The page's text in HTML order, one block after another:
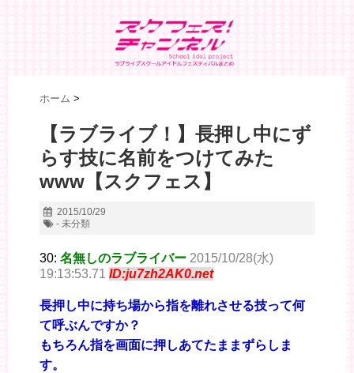
ホーム >
【ラブライブ！】長押し中にず
らす技に名前をつけてみた
www【スクフェス】
2015/10/29
- 未分類
30: 名無しのラブライバー 2015/10/28(水)
19:13:53.71 ID:ju7zh2AK0.net
長押し中に持ち場から指を離れさせる技って何
て呼ぶんですか？
もちろん指を画面に押しあてたままずらしま
す。